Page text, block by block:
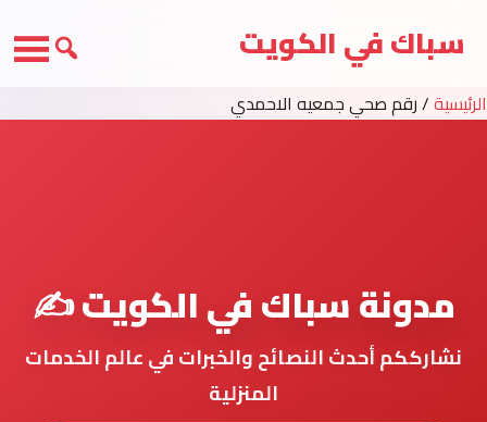
سباك في الكويت
الرئيسية/رقم صحي جمعيه الاحمدي
مدونة سباك في الكويت ✍️
نشارككم أحدث النصائح والخبرات في عالم الخدمات
المنزلية